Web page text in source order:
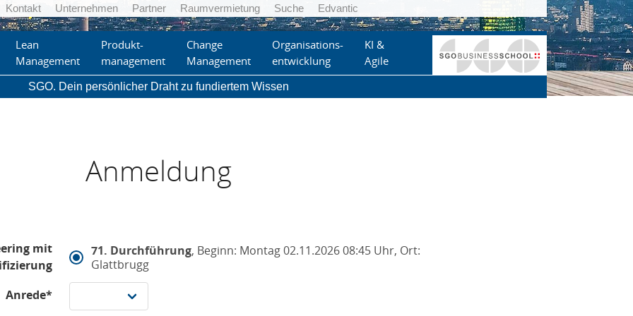
Kontakt Unternehmen Partner Raumvermietung Suche Edvantic
Lean
Management
Produkt-
management
Change
Management
Organisations-
entwicklung
KI &
Agile
SGO. Dein persönlicher Draht zu fundiertem Wissen
Anmeldung
mit
71. Durchführung, Beginn: Montag 02.11.2026 08:45 Uhr, Ort:
Glattbrugg
Anrede*